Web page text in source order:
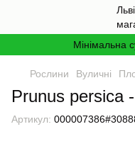
Мінімальна
Рослини Вуличні
Prunus persica
Артикул: